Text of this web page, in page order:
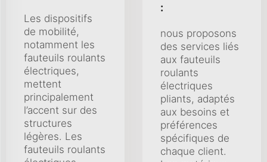
Les dispositifs
de mobilité,
notamment les
fauteuils roulants
électriques,
mettent
principalement
l’accent sur des
structures
légères. Les
fauteuils roulants
:
nous proposons
des services liés
aux fauteuils
roulants
électriques
pliants, adaptés
aux besoins et
préférences
spécifiques de
chaque client.